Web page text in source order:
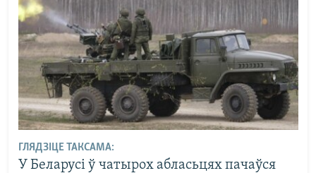
ГЛЯДЗІЦЕ ТАКСАМА:
У Беларусі ў чатырох абласьцях пачаўся